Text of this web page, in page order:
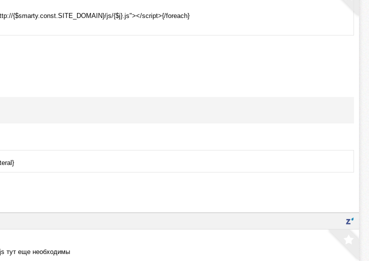
{$smarty.const.SITE_DOMAIN}/js/{$j}.js"></script>{/foreach}
тут еще необходимы